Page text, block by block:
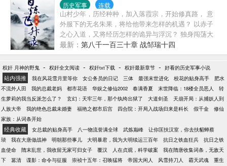
历史军事 连载
山村少年，历经种种，加入落霞宗，开始修真路， 意
外服下的无名朱果，将给他带来怎样的机遇？ 以赤子
之心入道，又将经历怎样的诡异与浮沉？ 独身闯荡大
陆，历经万千艰险，既已选择了非人之路，便永无回
头。 仙路茫茫，美人如画，朋友？知己？ 漫漫仙途
路，千锤百炼，终飞升仙界巅峰！
最新： 第八千一百三十章 战邹瑞十四
权奸 月神的野鬼 - 权奸全文阅读 - 权奸txt下载 - 权奸最新章节 - 好看的历史军事小说
站内强推 我在风花雪月里等你 女公务员的日记 三体 最强末世进化 校花的贴身高手
肥水
不流外人田
我的总裁老妈 都市花语 华娱之修仙2002 春满香夏 末世降临：18楼全员恶人
转
生萝莉的我当反派怎么了？
玄幻：天牢三年，那个纨绔出狱了 大道剑圣
天崩开局：从捕妖人到
人族大帝
我的绝色总裁未婚妻 福艳之都市后宫 四合院：开局入战场归来是科长 假千金
修仙
家族：从词条开始
经典收藏 女总裁的贴身高手 八一物流誉满全球 武炼巅峰
让你匡扶汉室，你去扶貂蝉蔡
琰
我在大唐做战神 明朝那些事儿 大明暴君，我为大明续运三百年 抗日之铁血狂兵
抗日之铁
血使命
隋末乱世，我收留无家可归女子 覆汉 人在贞观，科学破案
我在隋唐收集词条，无敌天
下
篡清 谍影：命令与征服 崇祯十五年：召唤猛将 帝国大闲人 风雪持刀人 霸天武魂
重生